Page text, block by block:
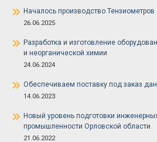
Началось производство Тензиометров
26.06.2025
Разработка и изготовление
и неорганической химии
24.06.2024
Обеспечиваем поставку под заказ
14.06.2023
Новый уровень подготовки
промышленности Орловской области
21.06.2022